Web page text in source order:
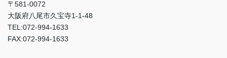
〒581-0072
大阪府八尾市久宝寺1-1-48
TEL:072-994-1633
FAX:072-994-1633